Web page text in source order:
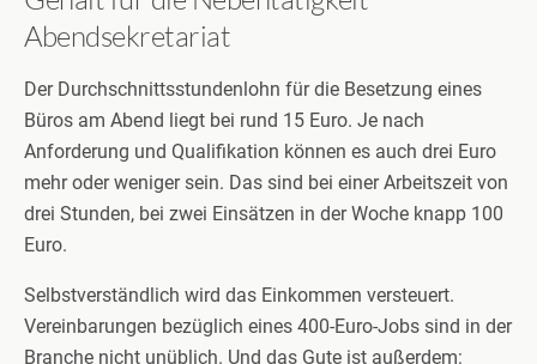
Abendsekretariat
Der Durchschnittsstundenlohn für die Besetzung eines
Büros am Abend liegt bei rund 15 Euro. Je nach
Anforderung und Qualifikation können es auch drei Euro
mehr oder weniger sein. Das sind bei einer Arbeitszeit von
drei Stunden, bei zwei Einsätzen in der Woche knapp 100
Euro.
Selbstverständlich wird das Einkommen versteuert.
Vereinbarungen bezüglich eines 400-Euro-Jobs sind in der
Branche nicht unüblich. Und das Gute ist außerdem: